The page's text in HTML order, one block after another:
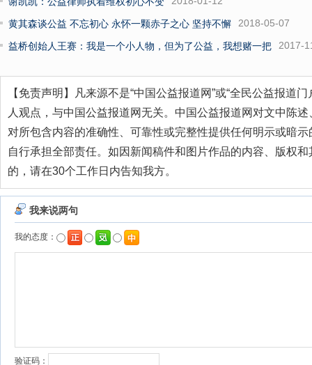
黄其森谈公益 不忘初心 永怀一颗赤子之心 坚持不懈 2018-05-07
益桥创始人王赛：我是一个小人物，但为了公益，我想赌一把 2017-
【免责声明】凡来源不是“中国公益报道网”或“全民公益报道
人观点，与中国公益报道网无关。中国公益报道网对文中陈
对所包含内容的准确性、可靠性或完整性提供任何明示或暗
自行承担全部责任。如因新闻稿件和图片作品的内容、版权
的，请在30个工作日内告知我方。